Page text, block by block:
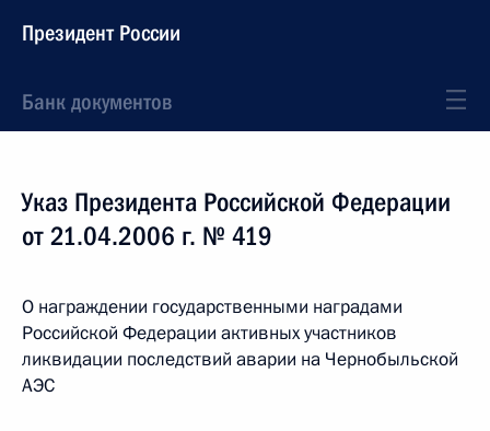
Президент России
Банк документов
Указ Президента Российской Федерации
от 21.04.2006 г. № 419
О награждении государственными наградами
Российской Федерации активных участников
ликвидации последствий аварии на Чернобыльской
АЭС